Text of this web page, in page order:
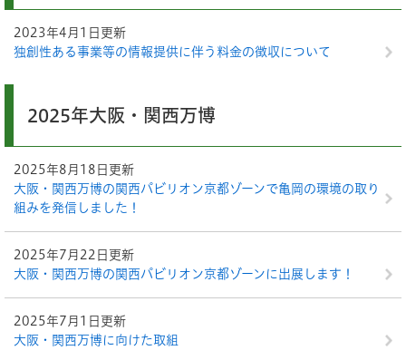
2023年4月1日更新
独創性ある事業等の情報提供に伴う料金の徴収について
2025年大阪・関西万博
2025年8月18日更新
大阪・関西万博の関西パビリオン京都ゾーンで亀岡の環境の取り
組みを発信しました！
2025年7月22日更新
大阪・関西万博の関西パビリオン京都ゾーンに出展します！
2025年7月1日更新
大阪・関西万博に向けた取組